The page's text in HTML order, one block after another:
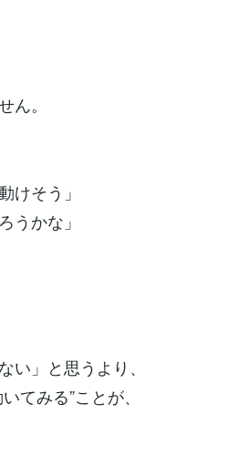
ん。
けそう」
うかな」
」と思うより、
てみる”ことが、